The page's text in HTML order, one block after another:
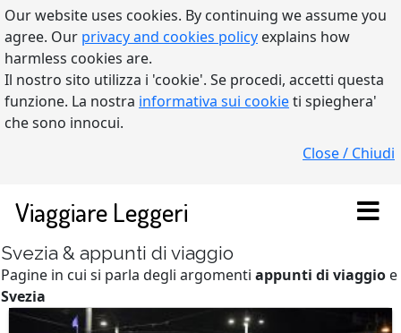
Our website uses cookies. By continuing we assume you
agree. Our privacy and cookies policy explains how
harmless cookies are.
Il nostro sito utilizza i 'cookie'. Se procedi, accetti questa
funzione. La nostra informativa sui cookieti spieghera'
che sono innocui.
Close / Chiudi
Viaggiare Leggeri
Svezia & appunti di viaggio
Pagine in cui si parla degli argomenti appunti di viaggio e
Svezia